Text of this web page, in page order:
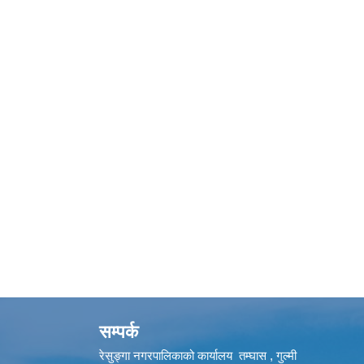
सम्पर्क
रेसुङ्गा नगरपालिकाको कार्यालय तम्घास , गुल्मी